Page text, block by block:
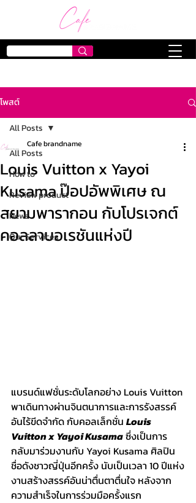
โพสต์
All Posts
How to
Review product
News
Our Services
All Posts
Louis Vuitton x Yayoi
Kusama ป๊อปอัพพิเศษ ณ
สยามพารากอน กับโปรเจกต์
คอลลาบอเรชันแห่งปี
Cafe brandname
แบรนด์แฟชั่นระดับโลกอย่าง Louis Vuitton
พาเดินทางผ่านจินตนาการและการรังสรรค์
อันไร้ขีดจำกัด กับคอลเล็กชั่น Louis
Vuitton x Yayoi Kusama ซึ่งเป็นการ
กลับมาร่วมงานกับ Yayoi Kusama ศิลปิน
ชื่อดังชาวญี่ปุ่นอีกครั้ง นับเป็นเวลา 10 ปีแห่ง
งานสร้างสรรค์อันน่าตื่นตาตื่นใจ หลังจาก
ความสำเร็จในการร่วมมือครั้งแรก